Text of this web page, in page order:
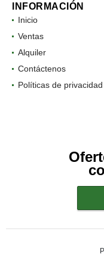
INFORMACIÓN
Inicio
Ventas
Alquiler
Contáctenos
Políticas de privacidad